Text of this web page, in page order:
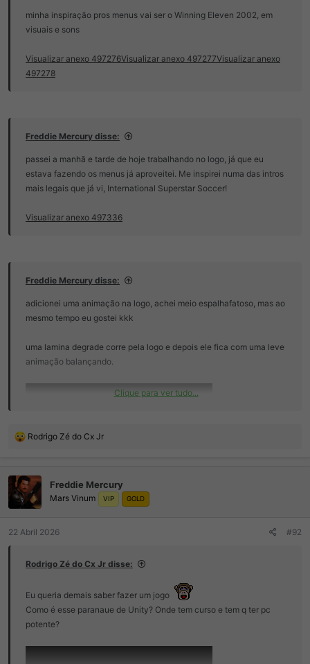
minha inspiração pros menus vai ser o Winning Eleven 2002, em
visuais e sons
Visualizar anexo 497276Visualizar anexo 497277Visualizar anexo
497278
Freddie Mercury disse:
passei a manhã e tarde de hoje trabalhando no logo, já que eu
estava fazendo os menus já aproveitei. Me inspirei numa das intros
mais legais que já vi, International Superstar Soccer!
Visualizar anexo 497336
Freddie Mercury disse:
adicionei uma animação na logo, achei meio espalhafatoso, mas ao
mesmo tempo eu gostei kkk
uma lamina degrade corre pela logo e depois ele fica com uma leve
animação balançando.
Clique para ver tudo...
R
ç
õ
e
s
Rodrigo Zé do Cx Jr
Freddie Mercury
Mars Vinum VIP GOLD
22 Abril 2026 #92
Rodrigo Zé do Cx Jr disse:
Eu queria demais saber fazer um jogo
Como é esse paranaue de Unity? Onde tem curso e tem q ter pc
potente?